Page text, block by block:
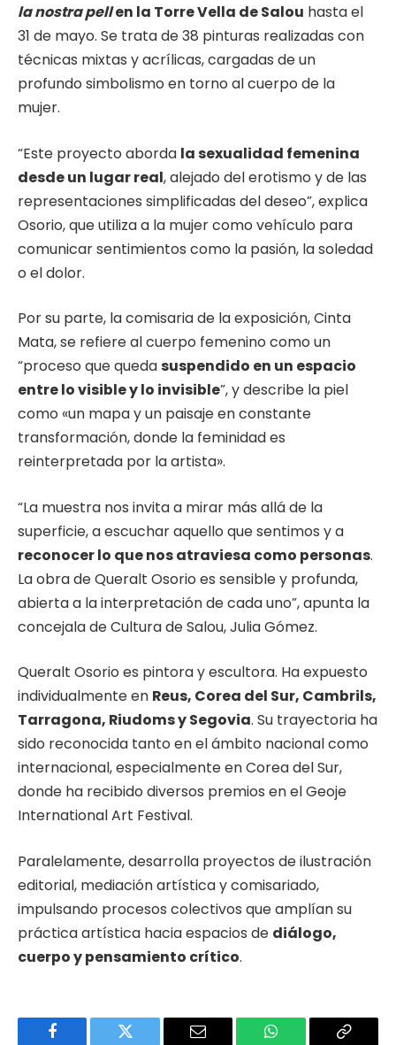
la nostra pellen la Torre Vella de Salou hasta el
31 de mayo. Se trata de 38 pinturas realizadas con
técnicas mixtas y acrílicas, cargadas de un
profundo simbolismo en torno al cuerpo de la
mujer.
“Este proyecto aborda la sexualidad femenina
desde un lugar real, alejado del erotismo y de las
representaciones simplificadas del deseo”, explica
Osorio, que utiliza a la mujer como vehículo para
comunicar sentimientos como la pasión, la soledad
o el dolor.
Por su parte, la comisaria de la exposición, Cinta
Mata, se refiere al cuerpo femenino como un
“proceso que quedasuspendido en un espacio
entre lo visible y lo invisible”, y describe la piel
como «un mapa y un paisaje en constante
transformación, donde la feminidad es
reinterpretada por la artista».
“La muestra nos invita a mirar más allá de la
superficie, a escuchar aquello que sentimos y a
reconocer lo que nos atraviesa como personas.
La obra de Queralt Osorio es sensible y profunda,
abierta a la interpretación de cada uno”, apunta la
concejala de Cultura de Salou, Julia Gómez.
Queralt Osorio es pintora y escultora. Ha expuesto
individualmente en Reus, Corea del Sur, Cambrils,
Tarragona, Riudoms y Segovia. Su trayectoria ha
sido reconocida tanto en el ámbito nacional como
internacional, especialmente en Corea del Sur,
donde ha recibido diversos premios en el Geoje
International Art Festival.
Paralelamente, desarrolla proyectos de ilustración
editorial, mediación artística y comisariado,
impulsando procesos colectivos que amplían su
práctica artística hacia espacios de diálogo,
cuerpo y pensamiento crítico.